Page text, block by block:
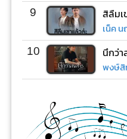
9 สิลืมเ
เน็ค
10 นึกว่
พงษ์สิ